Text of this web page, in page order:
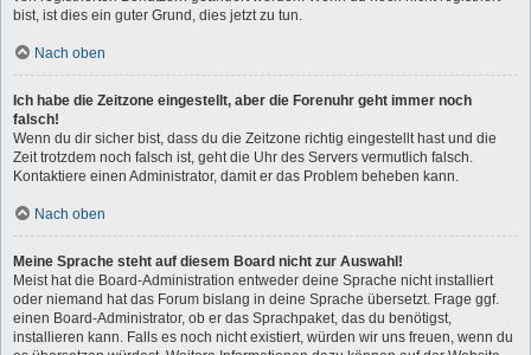
bist, ist dies ein guter Grund, dies jetzt zu tun.
Nach oben
Ich habe die Zeitzone eingestellt, aber die Forenuhr geht immer noch
falsch!
Wenn du dir sicher bist, dass du die Zeitzone richtig eingestellt hast und die
Zeit trotzdem noch falsch ist, geht die Uhr des Servers vermutlich falsch.
Kontaktiere einen Administrator, damit er das Problem beheben kann.
Nach oben
Meine Sprache steht auf diesem Board nicht zur Auswahl!
Meist hat die Board-Administration entweder deine Sprache nicht installiert
oder niemand hat das Forum bislang in deine Sprache übersetzt. Frage ggf.
einen Board-Administrator, ob er das Sprachpaket, das du benötigst,
installieren kann. Falls es noch nicht existiert, würden wir uns freuen, wenn du